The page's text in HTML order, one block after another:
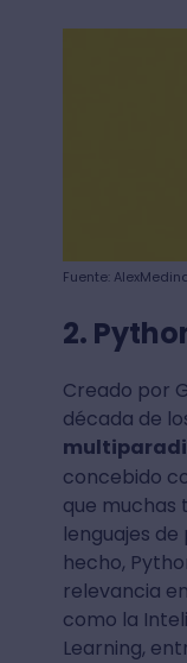
Fuente:
2.
Creado por
década de
concebido
que muchas
lenguajes
hecho,
relevancia
como la
Learning,